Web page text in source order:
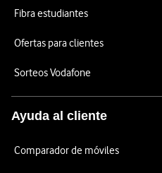
Fibra estudiantes
Ofertas para clientes
Sorteos Vodafone
Ayuda al cliente
Comparador de móviles